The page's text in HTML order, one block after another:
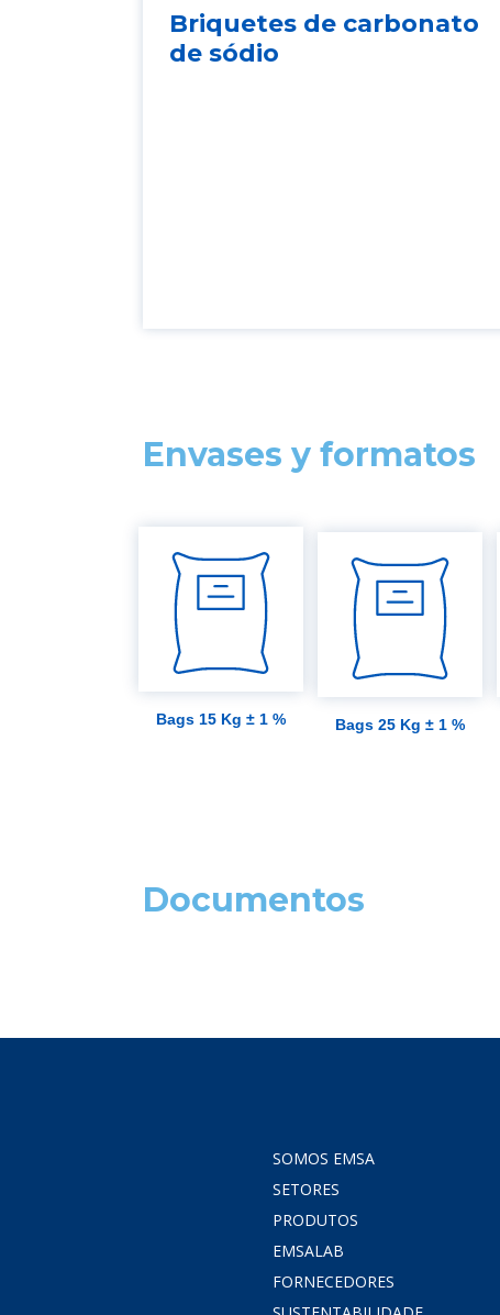
Briquetes de carbonato
de sódio
Envases y formatos
Bags 15 Kg ± 1 % Bags 25 Kg ± 1 %
Documentos
SOMOS EMSA
SETORES
PRODUTOS
EMSALAB
FORNECEDORES